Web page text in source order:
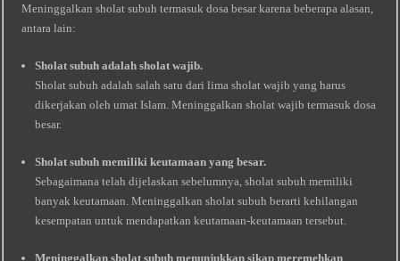
Meninggalkan sholat subuh termasuk dosa besar karena beberapa alasan,
antara lain:
Sholat subuh adalah sholat wajib.
Sholat subuh adalah salah satu dari lima sholat wajib yang harus
dikerjakan oleh umat Islam. Meninggalkan sholat wajib termasuk dosa
besar.
Sholat subuh memiliki keutamaan yang besar.
Sebagaimana telah dijelaskan sebelumnya, sholat subuh memiliki
banyak keutamaan. Meninggalkan sholat subuh berarti kehilangan
kesempatan untuk mendapatkan keutamaan-keutamaan tersebut.
Meninggalkan sholat subuh menunjukkan sikap meremehkan